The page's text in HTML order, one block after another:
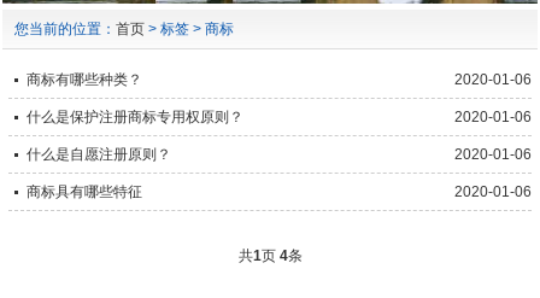
您当前的位置： 首页 > 标签 > 商标
商标有哪些种类？ 2020-01-06
什么是保护注册商标专用权原则？ 2020-01-06
什么是自愿注册原则？ 2020-01-06
商标具有哪些特征 2020-01-06
共1页 4条